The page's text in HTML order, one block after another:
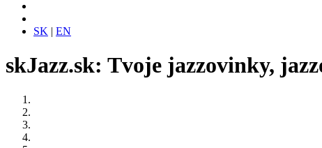
SK | EN
skJazz.sk: Tvoje jazzovinky,